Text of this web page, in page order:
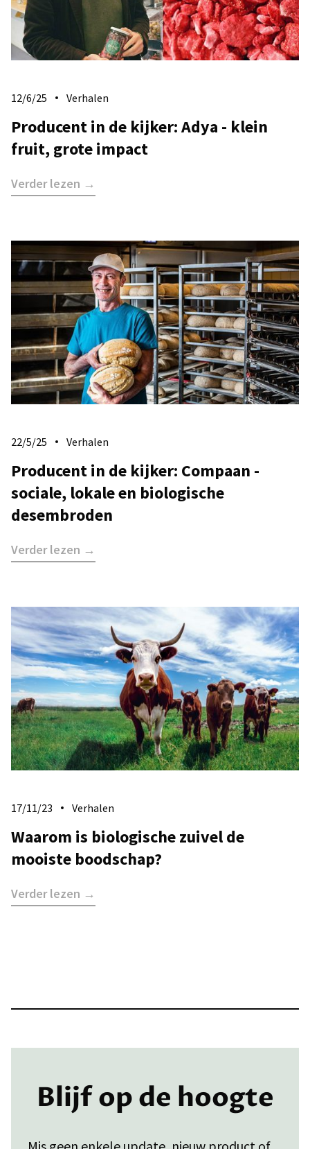
12/6/25 Verhalen
Producent in de kijker: Adya - klein
fruit, grote impact
Verder lezen →
22/5/25 Verhalen
Producent in de kijker: Compaan -
sociale, lokale en biologische
desembroden
Verder lezen →
17/11/23 Verhalen
Waarom is biologische zuivel de
mooiste boodschap?
Verder lezen →
Blijf op de hoogte